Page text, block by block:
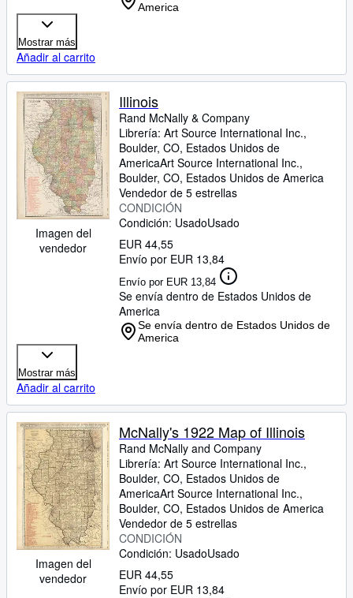
America
Mostrar más
Añadir al carrito
Imagen del
vendedor
Illinois
Rand McNally & Company
Librería: Art Source International Inc.,
Boulder, CO, Estados Unidos de
AmericaArt Source International Inc.,
Boulder, CO, Estados Unidos de America
Vendedor de 5 estrellas
CONDICIÓN
Condición: UsadoUsado
EUR 44,55
Envío por EUR 13,84
Envío por EUR 13,84
Se envía dentro de Estados Unidos de
America
Se envía dentro de Estados Unidos de
America
Mostrar más
Añadir al carrito
Imagen del
vendedor
McNally's 1922 Map of Illinois
Rand McNally and Company
Librería: Art Source International Inc.,
Boulder, CO, Estados Unidos de
AmericaArt Source International Inc.,
Boulder, CO, Estados Unidos de America
Vendedor de 5 estrellas
CONDICIÓN
Condición: UsadoUsado
EUR 44,55
Envío por EUR 13,84